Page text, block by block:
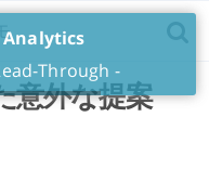
意外な提案
Analytics
Through -